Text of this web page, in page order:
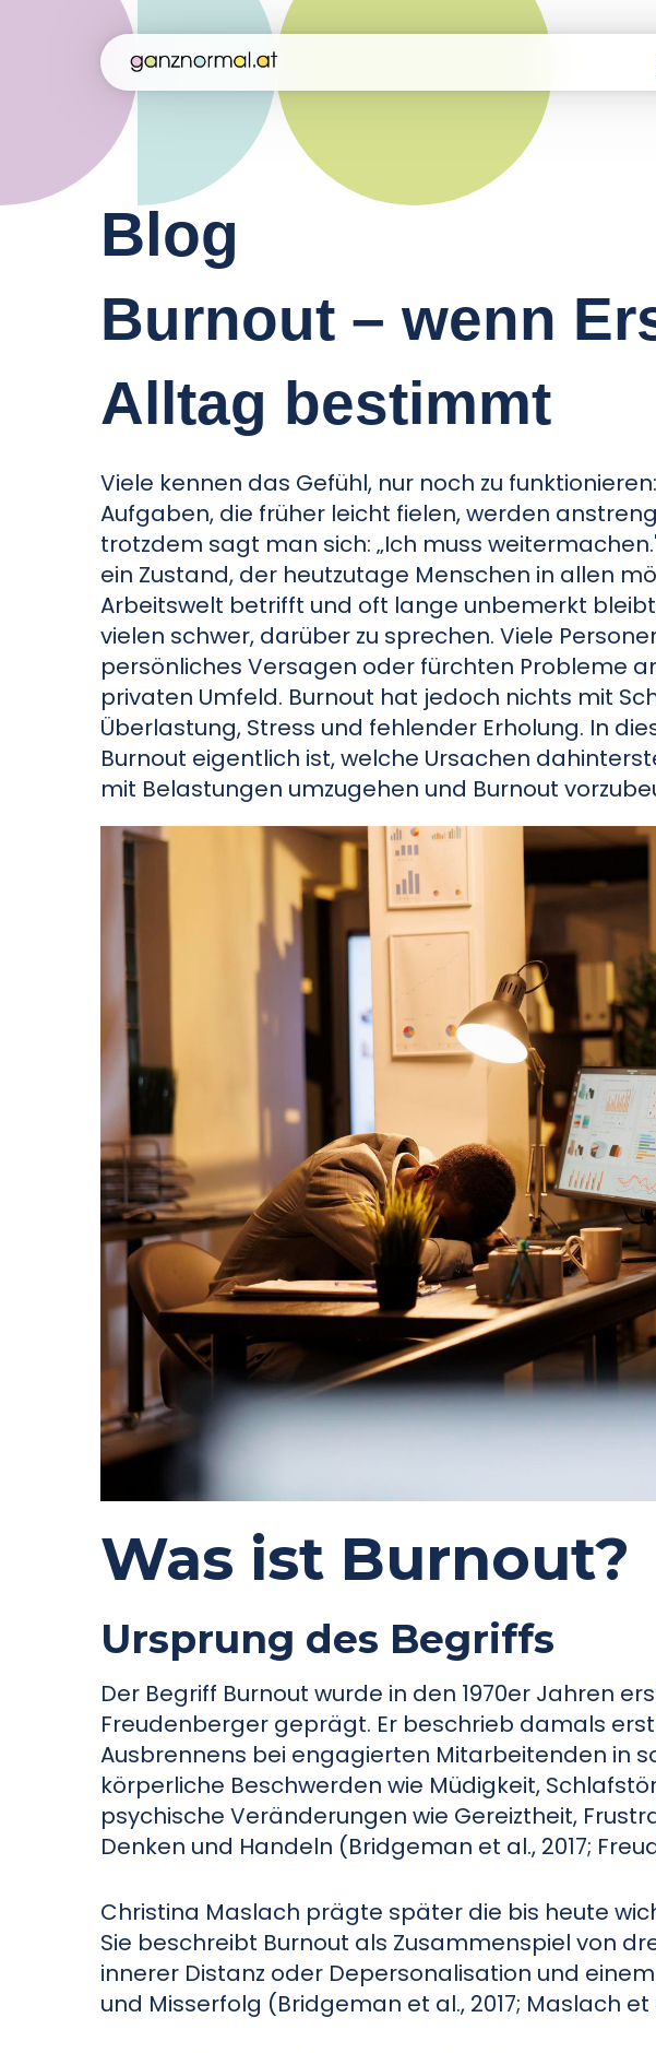
Blog
Burnout – wenn
Alltag bestimmt
Viele kennen das Gefühl, nur noch zu
Aufgaben, die früher leicht fielen, werden
trotzdem sagt man sich: „Ich muss
ein Zustand, der heutzutage Menschen in allen
Arbeitswelt betrifft und oft lange unbemerkt
vielen schwer, darüber zu sprechen. Viele
persönliches Versagen oder fürchten Probleme
privaten Umfeld. Burnout hat jedoch nichts mit
Überlastung, Stress und fehlender Erholung. In
Burnout eigentlich ist, welche Ursachen
mit Belastungen umzugehen und Burnout
Was ist Burnout?
Ursprung des Begriffs
Der Begriff Burnout wurde in den 1970er Jahren
Freudenberger geprägt. Er beschrieb damals
Ausbrennens bei engagierten Mitarbeitenden in
körperliche Beschwerden wie Müdigkeit,
psychische Veränderungen wie Gereiztheit,
Denken und Handeln (Bridgeman et al., 2017;
Christina Maslach prägte später die bis heute
Sie beschreibt Burnout als Zusammenspiel von
innerer Distanz oder Depersonalisation und
und Misserfolg (Bridgeman et al., 2017; Maslach et